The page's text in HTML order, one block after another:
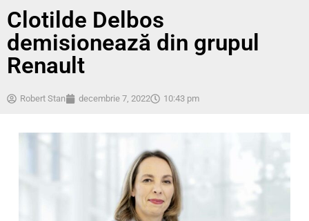
Clotilde Delbos
demisionează din grupul
Renault
Robert Stan decembrie 7, 2022 10:43 pm